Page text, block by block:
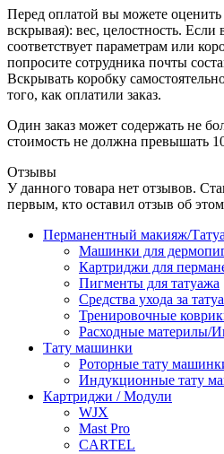
Перед оплатой вы можете оценить
вскрывая): вес, целостность. Если
соответствует параметрам или
попросите сотрудника почты
Вскрывать коробку
того, как оплатили заказ.
Один заказ может содержать не
стоимость не должна превышать
Отзывы
У данного товара нет отзывов.
первым, кто оставил отзыв об
Перманентный макияж/
Машинки для
Картриджи для
Пигменты для татуажа
Средства ухода за
Тренировочные
Расходные материлы/
Тату машинки
Роторные тату
Индукционные тату
Картриджи / Модули
WJX
Mast Pro
CARTEL